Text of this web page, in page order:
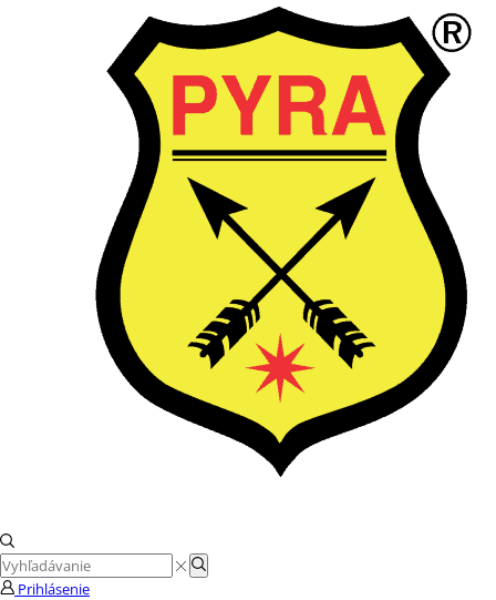
Search
input
Search
Prihlásenie